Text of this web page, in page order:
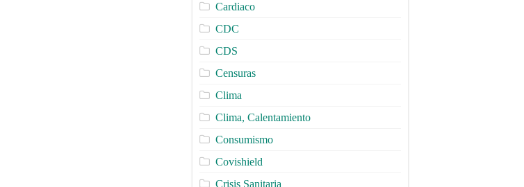
Cardiaco
CDC
CDS
Censuras
Clima
Clima, Calentamiento
Consumismo
Covishield
Crisis Sanitaria